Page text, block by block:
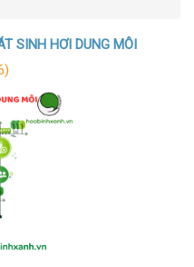
SINH HƠI DUNG MÔI